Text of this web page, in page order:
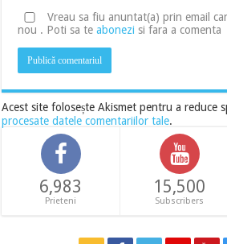
Vreau sa fiu anuntat(a) prin email
nou . Poti sa teabonezi si fara a comenta
Acest site folosește Akismet pentru a reduce
procesate datele comentariilor tale.
6,983
Prieteni
15,500
Subscribers